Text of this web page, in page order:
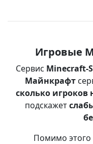
Игровые
Сервис Minecraft-
Майнкрафт
сколько игроков
подскажет
Помимо этого